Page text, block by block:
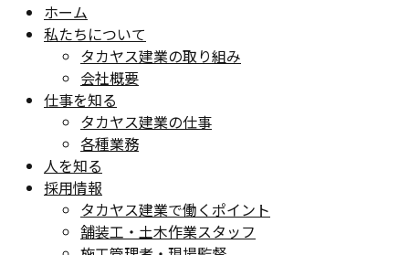
ホーム
私たちについて
タカヤス建業の取り組み
会社概要
仕事を知る
タカヤス建業の仕事
各種業務
人を知る
採用情報
タカヤス建業で働くポイント
舗装工・土木作業スタッフ